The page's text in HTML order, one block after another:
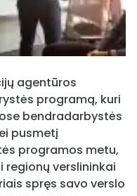
agentūros
programą, kuri
bendradarbystės
pusmetį
programos metu,
regionų verslininkai
spręs savo verslo